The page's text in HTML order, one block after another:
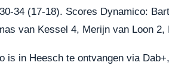
34 (17-18). Scores Dynamico:
van Kessel 4, Merijn van Loon
is in Heesch te ontvangen via